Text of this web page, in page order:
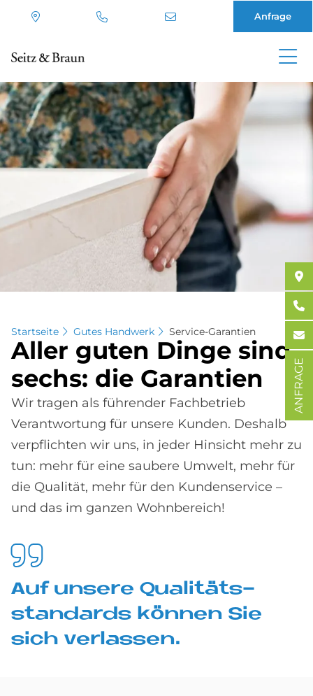
Direkt
zum
Inhalt
Anfrage
Startseite Gutes Handwerk Service-Garantien
Al­ler gu­ten Din­ge sind
sechs: die Ga­ran­ti­en
Wir tragen als führender Fachbetrieb
Verantwortung für unsere Kunden. Deshalb
verpflichten wir uns, in jeder Hinsicht mehr zu
tun: mehr für eine saubere Umwelt, mehr für
die Qualität, mehr für den Kundenservice –
und das im ganzen Wohnbereich!
Auf un­se­re Qua­li­täts­
stan­dards kön­nen Sie
sich ver­las­sen.
ANFRAGE